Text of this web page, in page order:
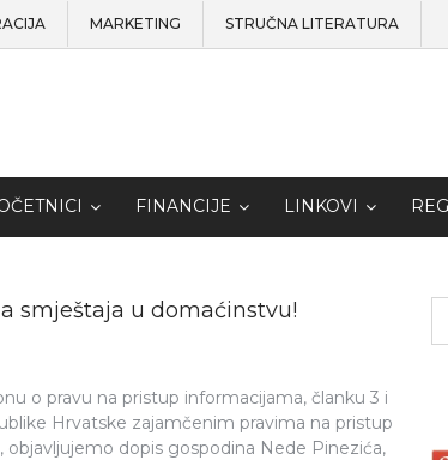
MARKETING STRUČNA LITERATURA
FINANCIJE LINKOVI
smještaja u domaćinstvu!
o pravu na pristup informacijama, članku 3 i
Hrvatske zajamčenim pravima na pristup
objavljujemo dopis gospodina Nede Pinezića,